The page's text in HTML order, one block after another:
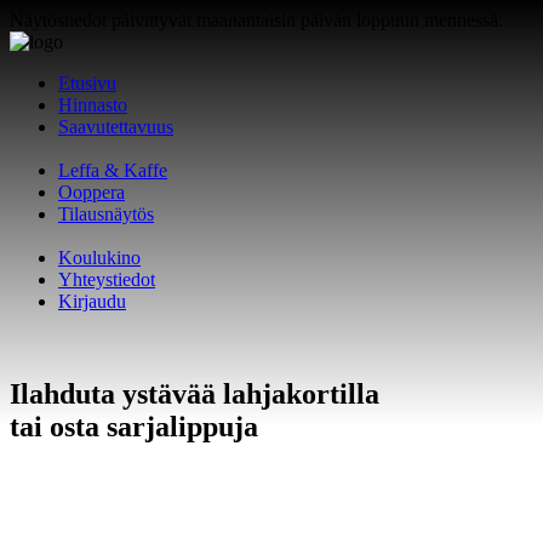
Etusivu
Hinnasto
Saavutettavuus
Leffa & Kaffe
Ooppera
Tilausnäytös
Koulukino
Yhteystiedot
Kirjaudu
Ilahduta ystävää lahjakortilla
tai osta sarjalippuja